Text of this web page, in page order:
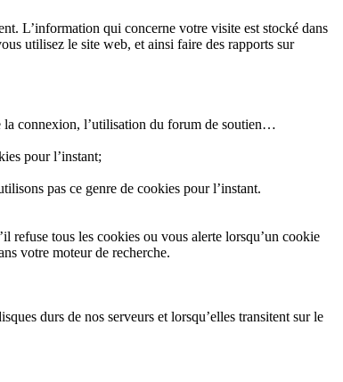
L’information qui concerne votre visite est stocké dans
utilisez le site web, et ainsi faire des rapports sur
la connexion, l’utilisation du forum de soutien…
pour l’instant;
pas ce genre de cookies pour l’instant.
refuse tous les cookies ou vous alerte lorsqu’un cookie
votre moteur de recherche.
durs de nos serveurs et lorsqu’elles transitent sur le